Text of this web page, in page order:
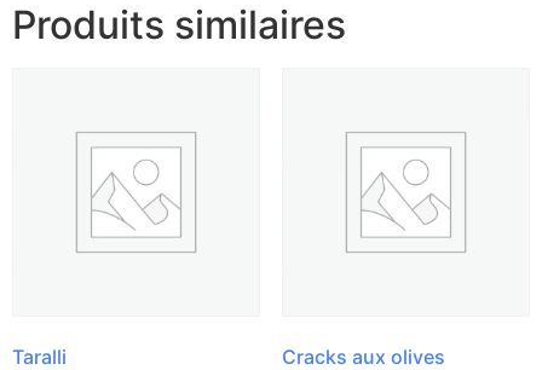
Produits similaires
Taralli Cracks aux olives